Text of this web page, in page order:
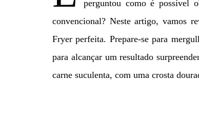
perguntou como é possível
convencional? Neste artigo, vamos
Fryer perfeita. Prepare-se para
para alcançar um resultado
carne suculenta, com uma crosta